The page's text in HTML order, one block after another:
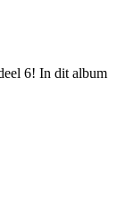
6! In dit album